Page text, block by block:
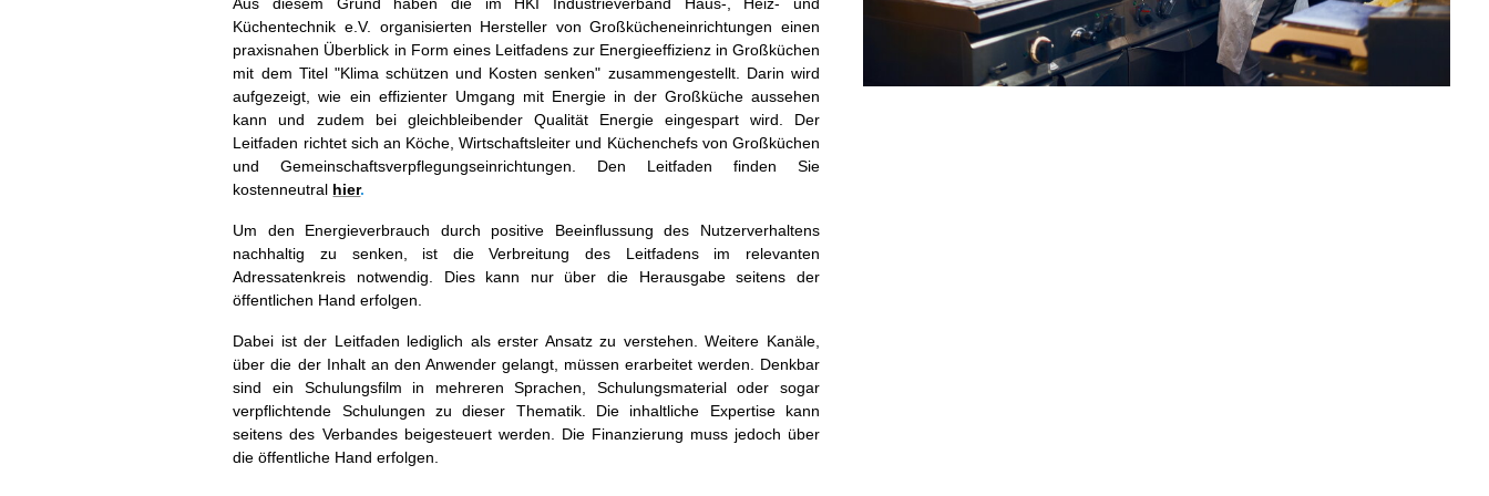
DIN-Normenausschuss FNH
Stellenanzeigen
Küchentechnik e.V. organisierten Hersteller von Großkücheneinrichtungen einen
praxisnahen Überblick in Form eines Leitfadens zur Energieeffizienz in Großküchen
mit dem Titel "Klima schützen und Kosten senken" zusammengestellt. Darin wird
aufgezeigt, wie ein effizienter Umgang mit Energie in der Großküche aussehen
kann und zudem bei gleichbleibender Qualität Energie eingespart wird. Der
Leitfaden richtet sich an Köche, Wirtschaftsleiter und Küchenchefs von Großküchen
und Gemeinschaftsverpflegungseinrichtungen. Den Leitfaden finden Sie
kostenneutral hier.
Um den Energieverbrauch durch positive Beeinflussung des Nutzerverhaltens
nachhaltig zu senken, ist die Verbreitung des Leitfadens im relevanten
Adressatenkreis notwendig. Dies kann nur über die Herausgabe seitens der
öffentlichen Hand erfolgen.
Dabei ist der Leitfaden lediglich als erster Ansatz zu verstehen. Weitere Kanäle,
über die der Inhalt an den Anwender gelangt, müssen erarbeitet werden. Denkbar
sind ein Schulungsfilm in mehreren Sprachen, Schulungsmaterial oder sogar
verpflichtende Schulungen zu dieser Thematik. Die inhaltliche Expertise kann
seitens des Verbandes beigesteuert werden. Die Finanzierung muss jedoch über
die öffentliche Hand erfolgen.